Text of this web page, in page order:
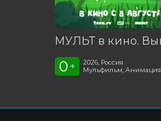
0 +
2026, Россия
Мульфильм, Анимация